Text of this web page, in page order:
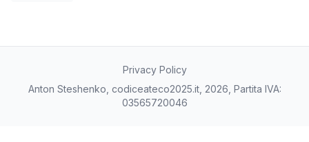
Privacy Policy
Anton Steshenko, codiceateco2025.it, 2026, Partita IVA:
03565720046